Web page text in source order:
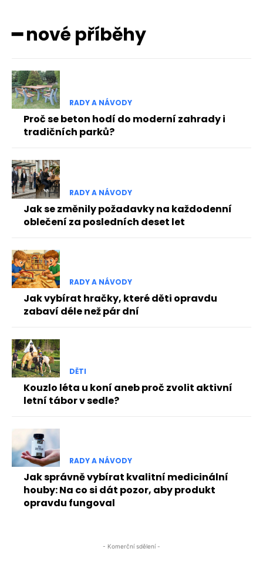
━ nové příběhy
RADY A NÁVODY
Proč se beton hodí do moderní zahrady i
tradičních parků?
RADY A NÁVODY
Jak se změnily požadavky na každodenní
oblečení za posledních deset let
RADY A NÁVODY
Jak vybírat hračky, které děti opravdu
zabaví déle než pár dní
DĚTI
Kouzlo léta u koní aneb proč zvolit aktivní
letní tábor v sedle?
RADY A NÁVODY
Jak správně vybírat kvalitní medicinální
houby: Na co si dát pozor, aby produkt
opravdu fungoval
- Komerční sdělení -